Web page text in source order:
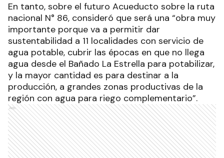
En tanto, sobre el futuro Acueducto sobre la ruta
nacional N° 86, consideró que será una “obra muy
importante porque va a permitir dar
sustentabilidad a 11 localidades con servicio de
agua potable, cubrir las épocas en que no llega
agua desde el Bañado La Estrella para potabilizar,
y la mayor cantidad es para destinar a la
producción, a grandes zonas productivas de la
región con agua para riego complementario”.
Ads